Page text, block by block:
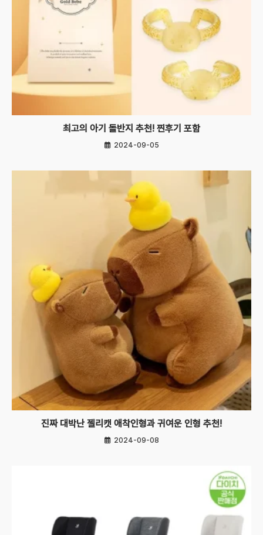
최고의 아기 돌반지 추천! 찐후기 포함
2024-09-05
진짜 대박난 젤리캣 애착인형과 귀여운 인형 추천!
2024-09-08